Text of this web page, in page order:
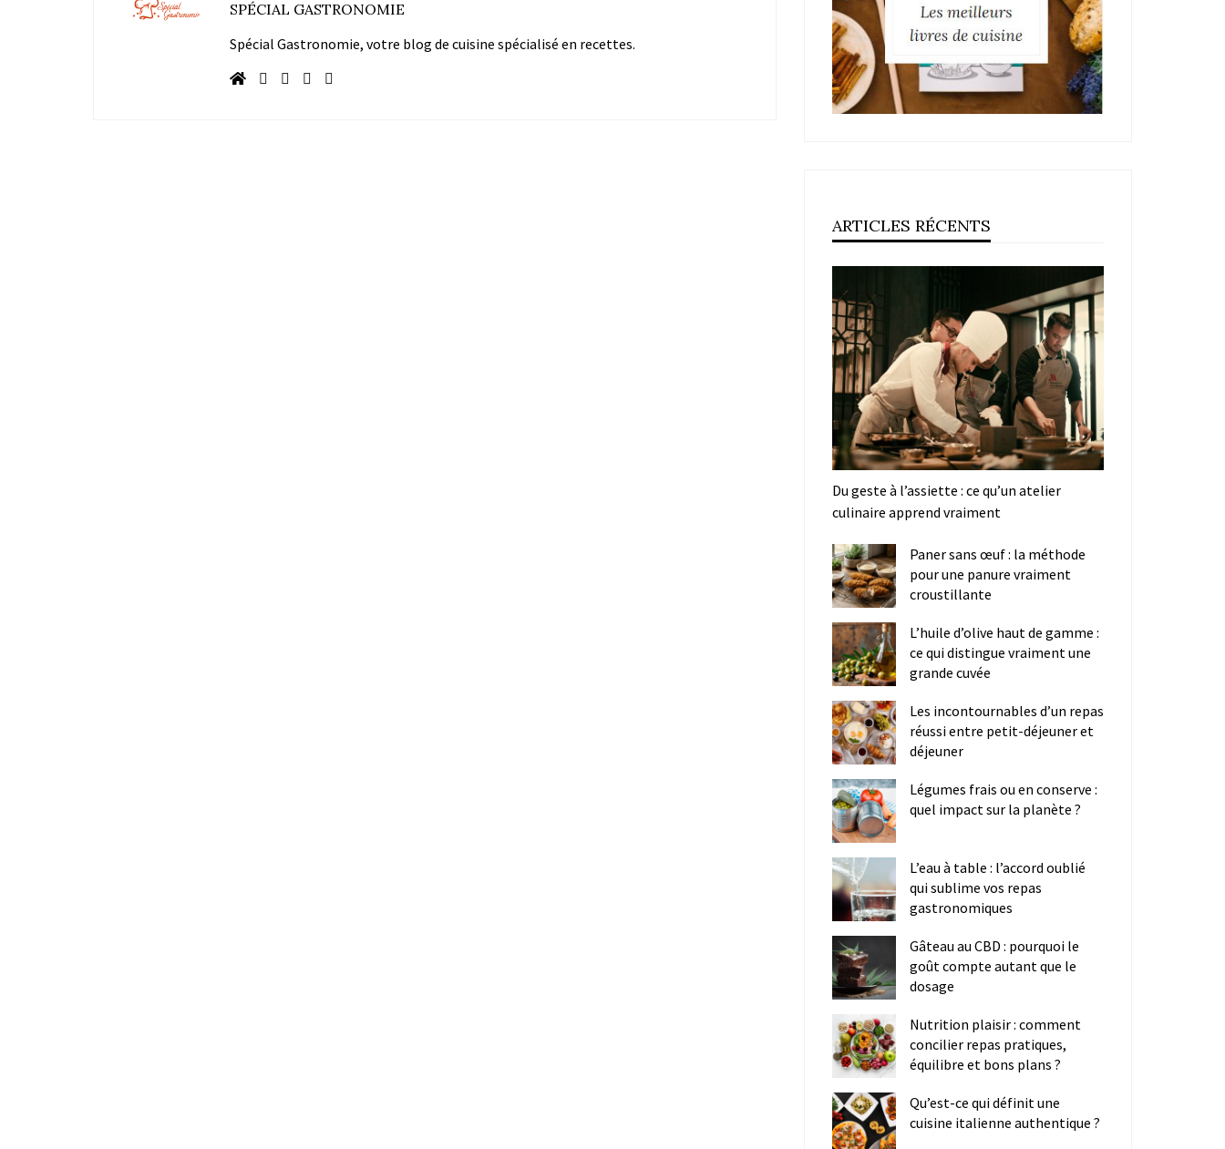
SPÉCIAL GASTRONOMIE
Spécial Gastronomie, votre blog de cuisine spécialisé en recettes.
ARTICLES RÉCENTS
Du geste à l’assiette : ce qu’un atelier
culinaire apprend vraiment
Paner sans œuf : la méthode
pour une panure vraiment
croustillante
L’huile d’olive haut de gamme :
ce qui distingue vraiment une
grande cuvée
Les incontournables d’un repas
réussi entre petit-déjeuner et
déjeuner
Légumes frais ou en conserve :
quel impact sur la planète ?
L’eau à table : l’accord oublié
qui sublime vos repas
gastronomiques
Gâteau au CBD : pourquoi le
goût compte autant que le
dosage
Nutrition plaisir : comment
concilier repas pratiques,
équilibre et bons plans ?
Qu’est-ce qui définit une
cuisine italienne authentique ?